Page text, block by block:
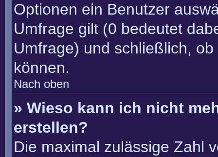
Optionen ein Benutzer
Umfrage gilt (0 bedeutet
Umfrage) und schließlich,
können.
Nach oben
» Wieso kann ich nicht
erstellen?
Die maximal zulässige Zahl